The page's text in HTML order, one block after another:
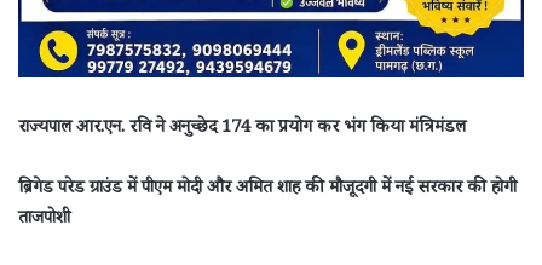
राज्यपाल आर.एन. रवि ने अनुच्छेद 174 का प्रयोग कर भंग किया मंत्रिमंडल
ब्रिगेड परेड ग्राउंड में पीएम मोदी और अमित शाह की मौजूदगी में नई सरकार की होगी
ताजपोशी